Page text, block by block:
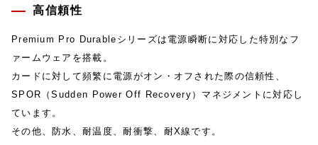
高信頼性
Premium Pro Durableシリーズは電源瞬断に対応した特別なフ
ァームウェアを搭載。
カードに対して頻繁に電源がオン・オフされた際の信頼性、
SPOR（Sudden Power Off Recovery）マネジメントに対応し
ています。
その他、防水、耐温度、耐衝撃、耐X線です。